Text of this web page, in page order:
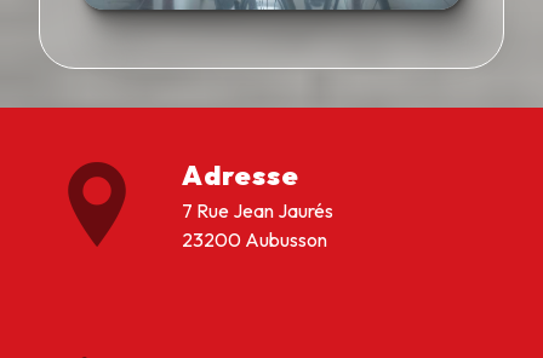
Adresse
7 Rue Jean Jaurés
23200 Aubusson